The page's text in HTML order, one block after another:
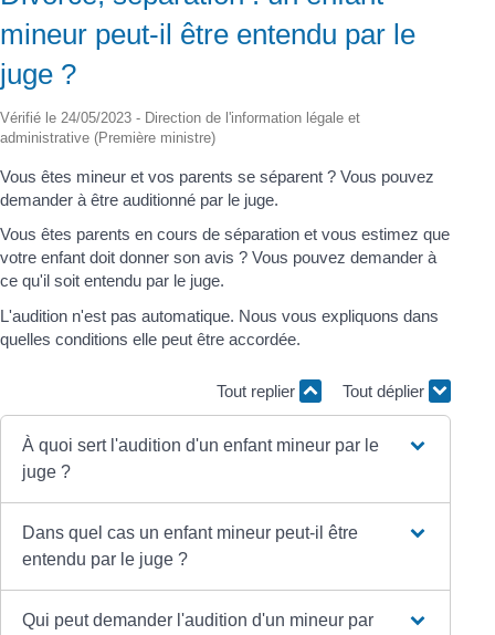
mineur peut-il être entendu par le
juge ?
Vérifié le 24/05/2023 - Direction de l'information légale et
administrative (Première ministre)
Vous êtes mineur et vos parents se séparent ? Vous pouvez
demander à être auditionné par le juge.
Vous êtes parents en cours de séparation et vous estimez que
votre enfant doit donner son avis ? Vous pouvez demander à
ce qu'il soit entendu par le juge.
L'audition n'est pas automatique. Nous vous expliquons dans
quelles conditions elle peut être accordée.
Tout replier Tout déplier
À quoi sert l'audition d'un enfant mineur par le
juge ?
Dans quel cas un enfant mineur peut-il être
entendu par le juge ?
Qui peut demander l'audition d'un mineur par